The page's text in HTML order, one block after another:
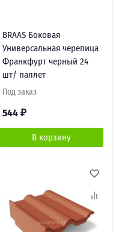
BRAAS Боковая
Универсальная черепица
Франкфурт черный 24
шт/ паллет
Под заказ
544 ₽
В корзину